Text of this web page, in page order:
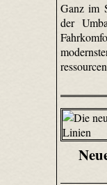
Ganz im
der